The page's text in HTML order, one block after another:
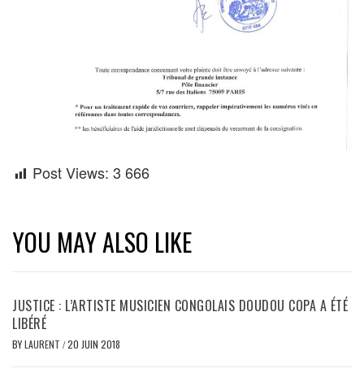
Post Views: 3 666
YOU MAY ALSO LIKE
JUSTICE : L’ARTISTE MUSICIEN CONGOLAIS DOUDOU COPA A ÉTÉ
LIBÉRÉ
BYLAURENT /20 JUIN 2018